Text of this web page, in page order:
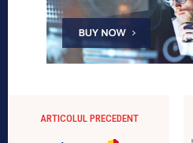
ARTICOLUL PRECEDENT